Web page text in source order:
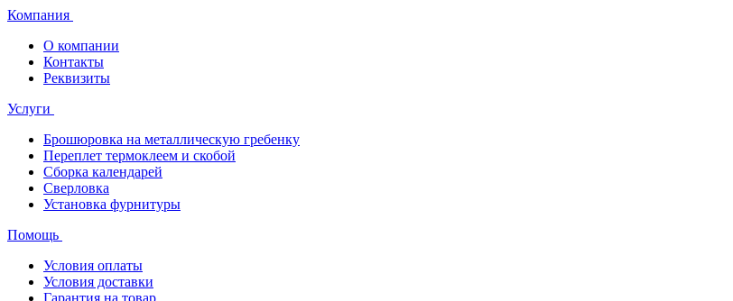
Компания
О компании
Контакты
Реквизиты
Услуги
Брошюровка на металлическую гребенку
Переплет термоклеем и скобой
Сборка календарей
Сверловка
Установка фурнитуры
Помощь
Условия оплаты
Условия доставки
Гарантия на товар